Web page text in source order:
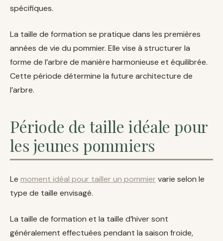
spécifiques.
La taille de formation se pratique dans les premières
années de vie du pommier. Elle vise à structurer la
forme de l’arbre de manière harmonieuse et équilibrée.
Cette période détermine la future architecture de
l’arbre.
Période de taille idéale pour
les jeunes pommiers
Le moment idéal pour tailler un pommier varie selon le
type de taille envisagé.
La taille de formation et la taille d’hiver sont
généralement effectuées pendant la saison froide,